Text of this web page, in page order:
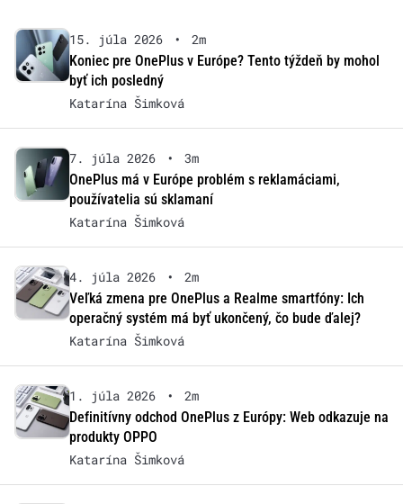
15. júla 2026 •
2m
Koniec pre OnePlus v Európe? Tento týždeň by mohol
byť ich posledný
Katarína Šimková
7. júla 2026 •
3m
OnePlus má v Európe problém s reklamáciami,
používatelia sú sklamaní
Katarína Šimková
4. júla 2026 •
2m
Veľká zmena pre OnePlus a Realme smartfóny: Ich
operačný systém má byť ukončený, čo bude ďalej?
Katarína Šimková
1. júla 2026 •
2m
Definitívny odchod OnePlus z Európy: Web odkazuje na
produkty OPPO
Katarína Šimková